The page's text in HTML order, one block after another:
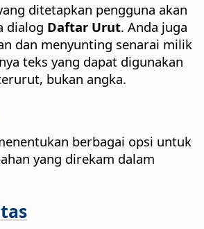
ditetapkan pengguna akan
dialog Daftar Urut. Anda juga
dan menyunting senarai milik
teks yang dapat digunakan
bukan angka.
berbagai opsi untuk
yang direkam dalam